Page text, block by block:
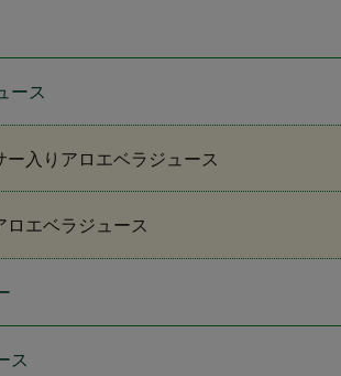
ース
ー入りアロエベラジュース
ロエベラジュース
ス